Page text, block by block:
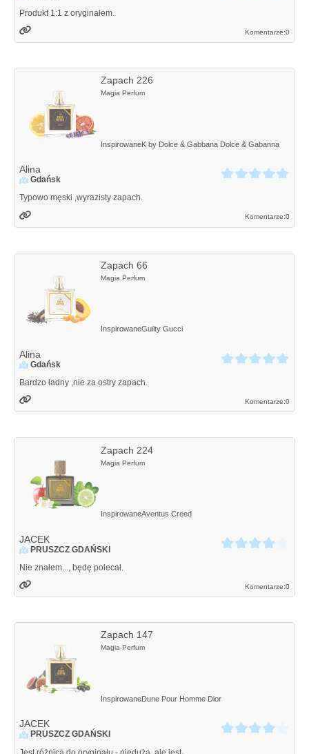
Produkt 1:1 z oryginałem.
Komentarze:0
Zapach 226
Magia Perfum
InspirowaneK by Dolce & Gabbana Dolce & Gabanna
Alina
Gdańsk
Typowo męski ,wyrazisty zapach.
Komentarze:0
Zapach 66
Magia Perfum
InspirowaneGuilty Gucci
Alina
Gdańsk
Bardzo ładny ,nie za ostry zapach.
Komentarze:0
Zapach 224
Magia Perfum
InspirowaneAventus Creed
JACEK
PRUSZCZ GDAŃSKI
Nie znałem..., będę polecał.
Komentarze:0
Zapach 147
Magia Perfum
InspirowaneDune Pour Homme Dior
JACEK
PRUSZCZ GDAŃSKI